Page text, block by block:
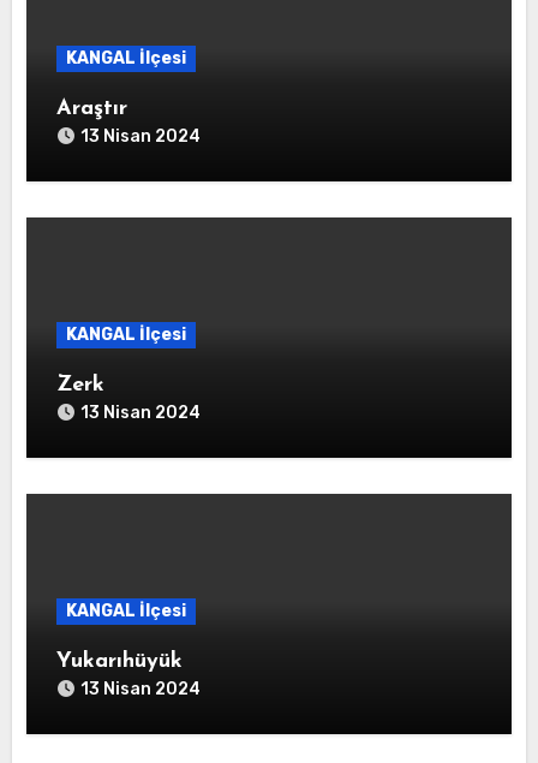
KANGAL İlçesi
Araştır
13 Nisan 2024
KANGAL İlçesi
Zerk
13 Nisan 2024
KANGAL İlçesi
Yukarıhüyük
13 Nisan 2024